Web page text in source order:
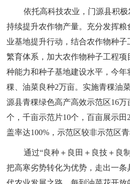
依托高科技农业，门源县积极
持续提升农作物产量。充分发挥
业基地提升行动，结合农作物种
繁育体系，加大农作物种子工程
种能力和种子基地建设水平，今
稞、油菜良种2万亩。实施青稞油
源县青稞绿色高产高效示范区16万
个，千亩示范片10个，百亩展示
盖率达100%，示范区较非示范区青
通过“良种＋良田＋良技＋良
把高寒劣势转化为优势，走出一